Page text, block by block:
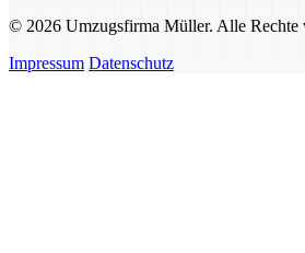
© 2026 Umzugsfirma Müller. Alle Rechte
Impressum Datenschutz